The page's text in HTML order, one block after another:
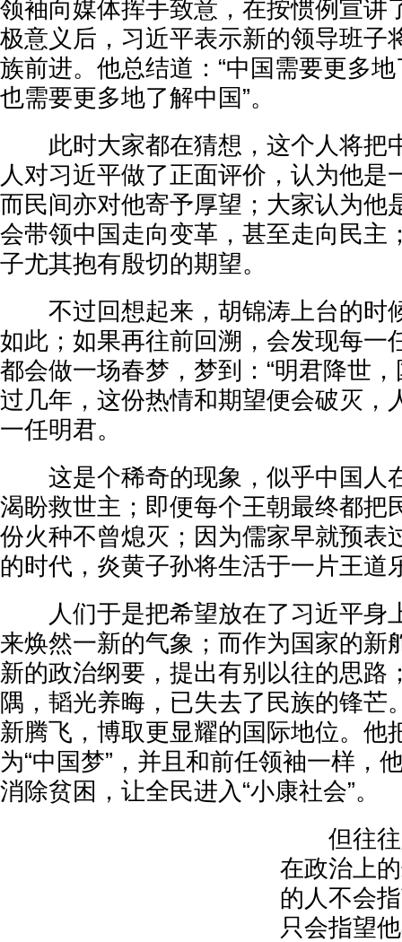
领袖向媒体挥手致意，在按惯例宣讲
极意义后，习近平表示新的领导班子
族前进。他总结道：“中国需要更多
也需要更多地了解中国”。
此时大家都在猜想，这个人将把
人对习近平做了正面评价，认为他是
而民间亦对他寄予厚望；大家认为他
会带领中国走向变革，甚至走向民主
子尤其抱有殷切的期望。
不过回想起来，胡锦涛上台的时
如此；如果再往前回溯，会发现每一
都会做一场春梦，梦到：“明君降世
过几年，这份热情和期望便会破灭，
一任明君。
这是个稀奇的现象，似乎中国人
渴盼救世主；即便每个王朝最终都把
份火种不曾熄灭；因为儒家早就预表
的时代，炎黄子孙将生活于一片王道
人们于是把希望放在了习近平身
来焕然一新的气象；而作为国家的新
新的政治纲要，提出有别以往的思路
隅，韬光养晦，已失去了民族的锋芒
新腾飞，博取更显耀的国际地位。他
为“中国梦”，并且和前任领袖一样，
消除贫困，让全民进入“小康社会”。
但往往
在政治上
的人不会
只会指望